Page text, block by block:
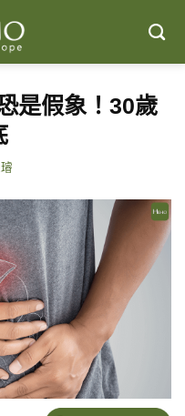
是假象！30歲